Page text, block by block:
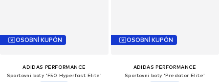
OSOBNÍ KUPÓN
ADIDAS PERFORMANCE
Sportovní boty 'F50 Hyperfast Elite'
OSOBNÍ KUPÓN
ADIDAS PERFORMANCE
Sportovní boty 'Predator Elite'